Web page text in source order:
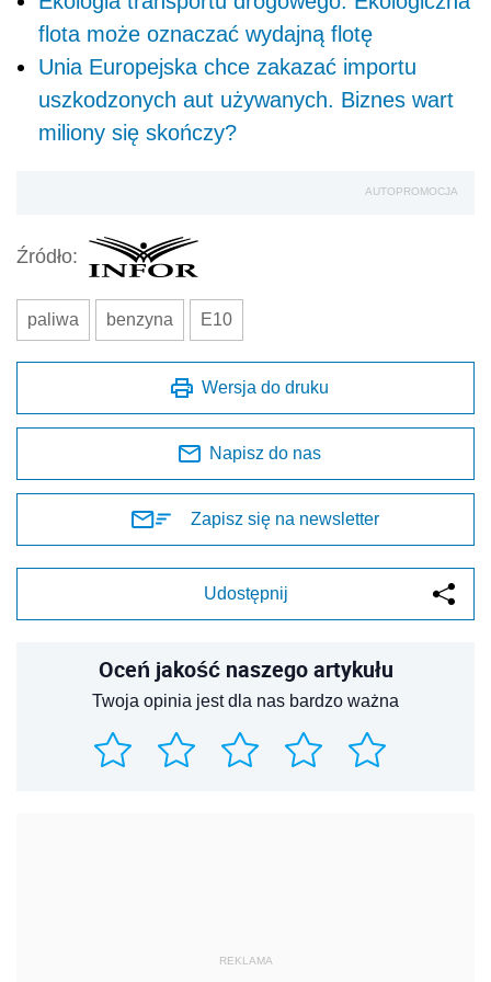
flota może oznaczać wydajną flotę
Unia Europejska chce zakazać importu
uszkodzonych aut używanych. Biznes wart
miliony się skończy?
AUTOPROMOCJA
Źródło:
paliwa benzyna E10
Wersja do druku
Napisz do nas
Zapisz się na newsletter
Udostępnij
Oceń jakość naszego artykułu
Twoja opinia jest dla nas bardzo ważna
REKLAMA